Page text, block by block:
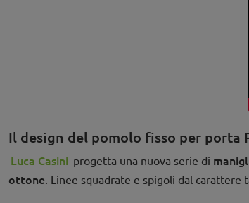
Il design del pomolo fisso per porta
Luca Casini progetta una nuova serie di
ottone . Linee squadrate e spigoli dal